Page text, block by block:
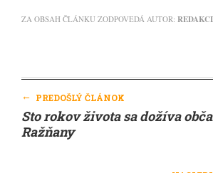
ZA OBSAH ČLÁNKU ZODPOVEDÁ AUTOR:
← PREDOŠLÝ ČLÁNOK
Sto rokov života sa dožíva
Ražňany